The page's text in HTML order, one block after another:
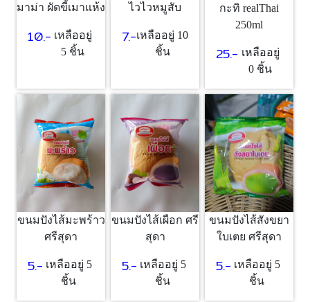
มาม่า ผัดขี้เมาแห้ง
10.- เหลืออยู่
5 ชิ้น
ไวไวหมูสับ
7.-เหลืออยู่ 10
ชิ้น
กะทิ realThai
250ml
25.- เหลืออยู่
0 ชิ้น
ขนมปังไส้มะพร้าว
ศรีสุดา
5.- เหลืออยู่ 5
ชิ้น
ขนมปังไส้เผือก ศรี
สุดา
5.- เหลืออยู่ 5
ชิ้น
ขนมปังไส้สังขยา
ใบเตย ศรีสุดา
5.- เหลืออยู่ 5
ชิ้น